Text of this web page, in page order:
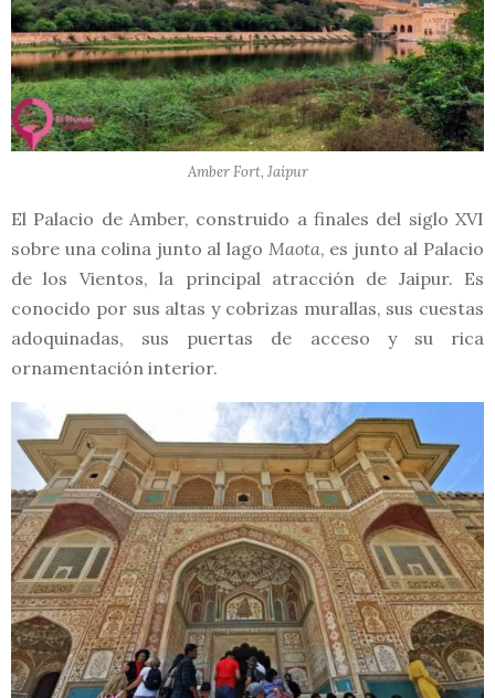
Amber Fort, Jaipur
El Palacio de Amber, construido a finales del siglo XVI
sobre una colina junto al lago Maota, es junto al Palacio
de los Vientos, la principal atracción de Jaipur. Es
conocido por sus altas y cobrizas murallas, sus cuestas
adoquinadas, sus puertas de acceso y su rica
ornamentación interior.